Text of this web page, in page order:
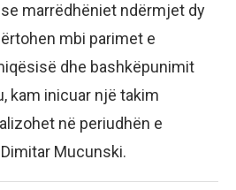
marrëdhëniet ndërmjet dy
mbi parimet e
dhe bashkëpunimit
kam inicuar një takim
në periudhën e
Mucunski.